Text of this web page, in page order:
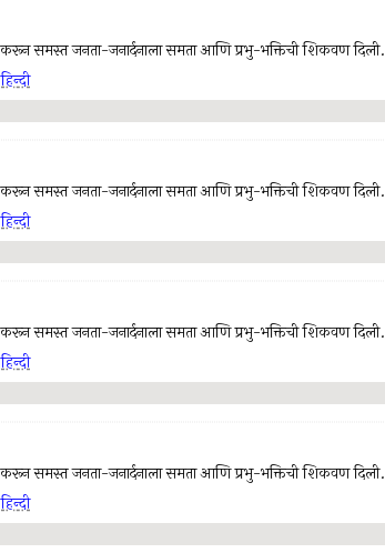
समस्त जनता-जनार्दनाला समता आणि प्रभु-भक्तिची शिकवण दिली.
हिन्दी
समस्त जनता-जनार्दनाला समता आणि प्रभु-भक्तिची शिकवण दिली.
हिन्दी
समस्त जनता-जनार्दनाला समता आणि प्रभु-भक्तिची शिकवण दिली.
हिन्दी
समस्त जनता-जनार्दनाला समता आणि प्रभु-भक्तिची शिकवण दिली.
हिन्दी